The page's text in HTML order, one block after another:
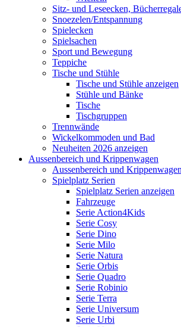
Sitz- und Leseecken,
Snoezelen/Entspannung
Spielecken
Spielsachen
Sport und Bewegung
Teppiche
Tische und Stühle
Tische und Stühle anzeigen
Stühle und Bänke
Tische
Tischgruppen
Trennwände
Wickelkommoden und Bad
Neuheiten 2026 anzeigen
Aussenbereich und Krippenwagen
Aussenbereich und
Spielplatz Serien
Spielplatz Serien anzeigen
Fahrzeuge
Serie Action4Kids
Serie Cosy
Serie Dino
Serie Milo
Serie Natura
Serie Orbis
Serie Quadro
Serie Robinio
Serie Terra
Serie Universum
Serie Urbi